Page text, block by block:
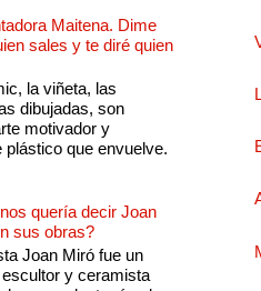
Maitena. Dime
sales y te diré quien
la viñeta, las
dibujadas, son
motivador y
plástico que envuelve.
quería decir Joan
sus obras?
Joan Miró fue un
escultor y ceramista